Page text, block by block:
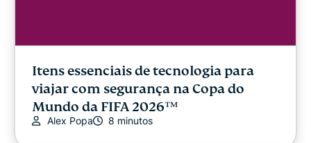
Itens essenciais de tecnologia para
viajar com segurança na Copa do
Mundo da FIFA 2026™
Alex Popa 8 minutos